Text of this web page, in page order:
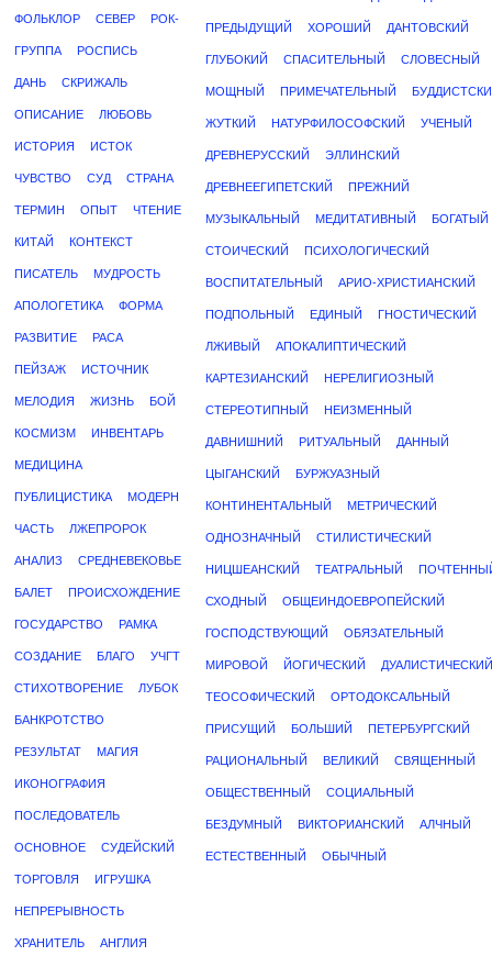
ФОЛЬКЛОР СЕВЕР РОК-
ГРУППА РОСПИСЬ
ДАНЬ СКРИЖАЛЬ
ОПИСАНИЕ ЛЮБОВЬ
ИСТОРИЯ ИСТОК
ЧУВСТВО СУД СТРАНА
ТЕРМИН ОПЫТ ЧТЕНИЕ
КИТАЙ КОНТЕКСТ
ПИСАТЕЛЬ МУДРОСТЬ
АПОЛОГЕТИКА ФОРМА
РАЗВИТИЕ РАСА
ПЕЙЗАЖ ИСТОЧНИК
МЕЛОДИЯ ЖИЗНЬ БОЙ
КОСМИЗМ ИНВЕНТАРЬ
МЕДИЦИНА
ПУБЛИЦИСТИКА МОДЕРН
ЧАСТЬ ЛЖЕПРОРОК
АНАЛИЗ СРЕДНЕВЕКОВЬЕ
БАЛЕТ ПРОИСХОЖДЕНИЕ
ГОСУДАРСТВО РАМКА
СОЗДАНИЕ БЛАГО УЧГТ
СТИХОТВОРЕНИЕ ЛУБОК
БАНКРОТСТВО
РЕЗУЛЬТАТ МАГИЯ
ИКОНОГРАФИЯ
ПОСЛЕДОВАТЕЛЬ
ОСНОВНОЕ СУДЕЙСКИЙ
ТОРГОВЛЯ ИГРУШКА
НЕПРЕРЫВНОСТЬ
ХРАНИТЕЛЬ АНГЛИЯ
ПРЕДЫДУЩИЙ ХОРОШИЙ ДАНТОВСКИЙ
ГЛУБОКИЙ СПАСИТЕЛЬНЫЙ СЛОВЕСНЫЙ
МОЩНЫЙ ПРИМЕЧАТЕЛЬНЫЙ
ЖУТКИЙ НАТУРФИЛОСОФСКИЙ УЧЕНЫЙ
ДРЕВНЕРУССКИЙ ЭЛЛИНСКИЙ
ДРЕВНЕЕГИПЕТСКИЙ ПРЕЖНИЙ
МУЗЫКАЛЬНЫЙ МЕДИТАТИВНЫЙ БОГАТЫЙ
СТОИЧЕСКИЙ ПСИХОЛОГИЧЕСКИЙ
ВОСПИТАТЕЛЬНЫЙ АРИО-ХРИСТИАНСКИЙ
ПОДПОЛЬНЫЙ ЕДИНЫЙ ГНОСТИЧЕСКИЙ
ЛЖИВЫЙ АПОКАЛИПТИЧЕСКИЙ
КАРТЕЗИАНСКИЙ НЕРЕЛИГИОЗНЫЙ
СТЕРЕОТИПНЫЙ НЕИЗМЕННЫЙ
ДАВНИШНИЙ РИТУАЛЬНЫЙ ДАННЫЙ
ЦЫГАНСКИЙ БУРЖУАЗНЫЙ
КОНТИНЕНТАЛЬНЫЙ МЕТРИЧЕСКИЙ
ОДНОЗНАЧНЫЙ СТИЛИСТИЧЕСКИЙ
НИЦШЕАНСКИЙ ТЕАТРАЛЬНЫЙ
СХОДНЫЙ ОБЩЕИНДОЕВРОПЕЙСКИЙ
ГОСПОДСТВУЮЩИЙ ОБЯЗАТЕЛЬНЫЙ
МИРОВОЙ ЙОГИЧЕСКИЙ ДУАЛИСТИЧЕСКИЙ
ТЕОСОФИЧЕСКИЙ ОРТОДОКСАЛЬНЫЙ
ПРИСУЩИЙ БОЛЬШИЙ ПЕТЕРБУРГСКИЙ
РАЦИОНАЛЬНЫЙ ВЕЛИКИЙ СВЯЩЕННЫЙ
ОБЩЕСТВЕННЫЙ СОЦИАЛЬНЫЙ
БЕЗДУМНЫЙ ВИКТОРИАНСКИЙ АЛЧНЫЙ
ЕСТЕСТВЕННЫЙ ОБЫЧНЫЙ